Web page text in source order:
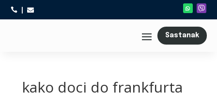
 
Sastanak
kako doci do frankfurta